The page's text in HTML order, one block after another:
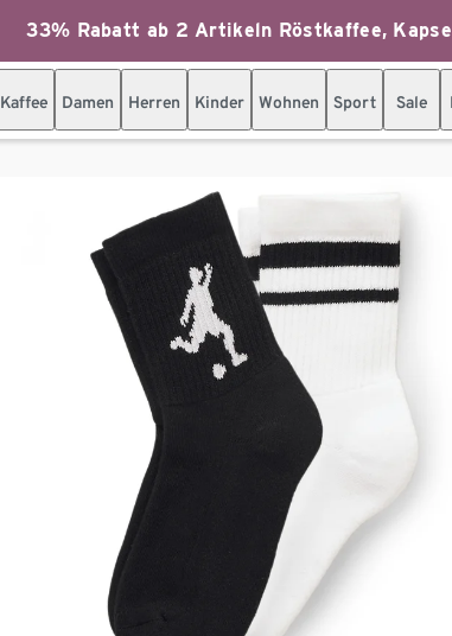
33% Rabatt ab 2 Artikeln Röstkaffee,
Kaffee Damen Herren Kinder Wohnen Sport Sale